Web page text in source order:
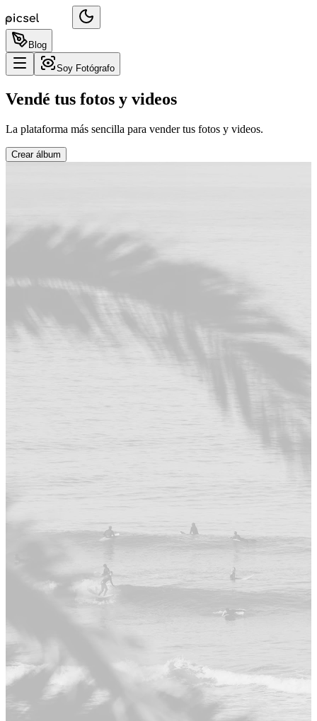
Blog
Soy Fotógrafo
Vendé tus fotos y videos
La plataforma más sencilla para vender tus fotos y videos.
Crear álbum